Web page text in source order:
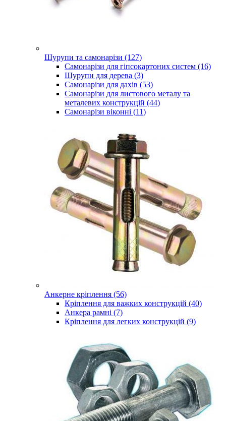
Шурупи та самонарізи (127)
Самонарізи для гіпсокартоних систем (16)
Шурупи для дерева (3)
Самонарізи для дахів (53)
Самонарізи для листового металу та
металевих конструкцій (44)
Самонарізи віконні (11)
Анкерне кріплення (56)
Кріплення для важких конструкцій (40)
Анкера рамні (7)
Кріплення для легких конструкцій (9)